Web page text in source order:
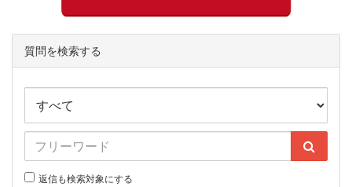
質問を検索する
返信も検索対象にする